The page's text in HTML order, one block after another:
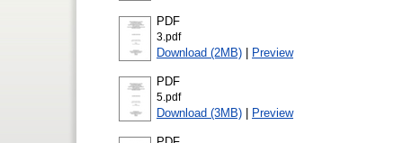
PDF
3.pdf
Download (2MB) | Preview
PDF
5.pdf
Download (3MB) | Preview